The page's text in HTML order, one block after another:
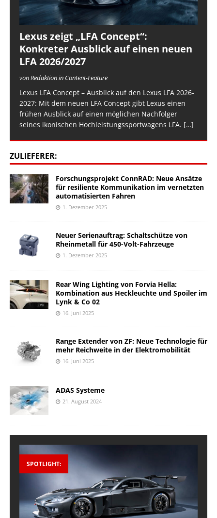
Lexus zeigt „LFA Concept“:
Konkreter Ausblick auf einen neuen
LFA 2026/2027
von Redaktion in Content-Feature
Lexus LFA Concept – Ausblick auf den Lexus LFA 2026-
2027: Mit dem neuen LFA Concept gibt Lexus einen
frühen Ausblick auf einen möglichen Nachfolger
seines ikonischen Hochleistungssportwagens LFA. […]
ZULIEFERER:
Forschungsprojekt ConnRAD: Neue Ansätze
für resiliente Kommunikation im vernetzten
automatisierten Fahren
1. Dezember 2025
Neuer Serienauftrag: Schaltschütze von
Rheinmetall für 450-Volt-Fahrzeuge
1. Dezember 2025
Rear Wing Lighting von Forvia Hella:
Kombination aus Heckleuchte und Spoiler im
Lynk & Co 02
16. Juni 2025
Range Extender von ZF: Neue Technologie für
mehr Reichweite in der Elektromobilität
16. Juni 2025
ADAS Systeme
21. August 2024
SPOTLIGHT: